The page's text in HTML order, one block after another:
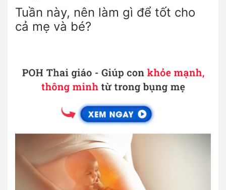
Tuần này, nên làm gì để tốt cho
cả mẹ và bé?